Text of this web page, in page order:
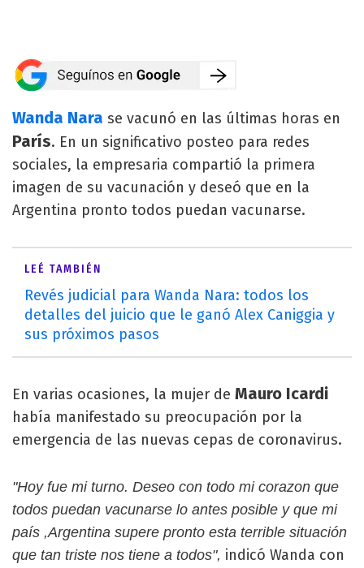
Wanda Nara se vacunó en las últimas horas en
París. En un significativo posteo para redes
sociales, la empresaria compartió la primera
imagen de su vacunación y deseó que en la
Argentina pronto todos puedan vacunarse.
LEÉ TAMBIÉN
Revés judicial para Wanda Nara: todos los
detalles del juicio que le ganó Alex Caniggia y
sus próximos pasos
En varias ocasiones, la mujer de Mauro Icardi
había manifestado su preocupación por la
emergencia de las nuevas cepas de coronavirus.
"Hoy fue mi turno. Deseo con todo mi corazon que
todos puedan vacunarse lo antes posible y que mi
país ,Argentina supere pronto esta terrible situación
que tan triste nos tiene a todos", indicó Wanda con